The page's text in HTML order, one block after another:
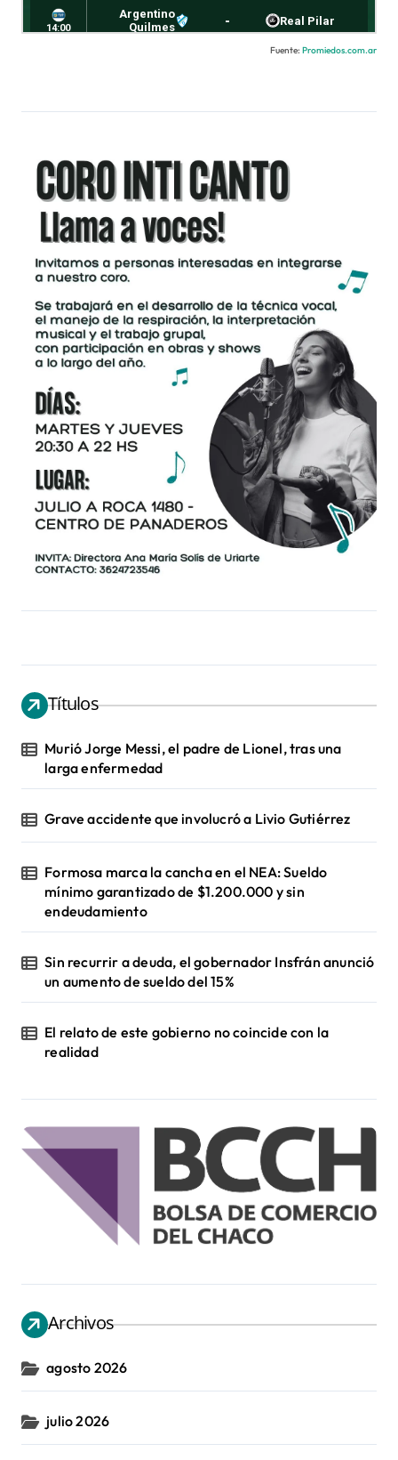
Fuente: Promiedos.com.ar
Títulos
Murió Jorge Messi, el padre de Lionel, tras una
larga enfermedad
Grave accidente que involucró a Livio Gutiérrez
Formosa marca la cancha en el NEA: Sueldo
mínimo garantizado de $1.200.000 y sin
endeudamiento
Sin recurrir a deuda, el gobernador Insfrán anunció
un aumento de sueldo del 15%
El relato de este gobierno no coincide con la
realidad
Archivos
agosto 2026
julio 2026